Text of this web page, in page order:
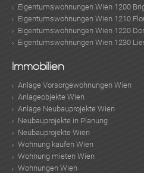
Eigentumswohnungen Wien 1200
Eigentumswohnungen Wien 1210
Eigentumswohnungen Wien 1220
Eigentumswohnungen Wien 1230
Immobilien
Anlage Vorsorgewohnungen Wien
Anlageobjekte Wien
Anlage Neubauprojekte Wien
Neubauprojekte in Planung
Neubauprojekte Wien
Wohnung kaufen Wien
Wohnung mieten Wien
Wohnungen Wien